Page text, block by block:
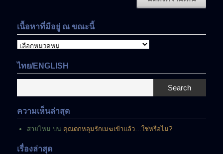
เนื้อหาที่มีอยู่ ณ ขณะนี้
เนื้อหา
มี
อยู่
ไทย/ENGLISH
Search
ความเห็นล่าสุด
สายไหม บน คุณตกหลุมรักเมฆเข้าแล้ว…ใช่หรือไม่?
เรื่องล่าสุด